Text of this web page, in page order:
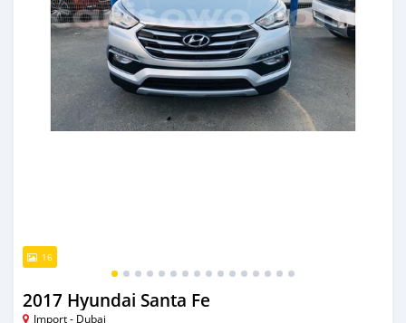
16
2017 Hyundai Santa Fe
Import - Dubai